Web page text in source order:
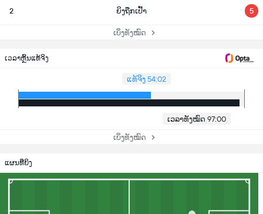
2 ຍິງຖືກເປົ້າ 5
ເບິ່ງທັງໝົດ
ເວລາຫຼິ້ນແທ້ຈິງ
ແທ້ຈິງ 54:02
ເວລາທັງໝົດ 97:00
ເບິ່ງທັງໝົດ
ແຜນທີ່ຍິງ